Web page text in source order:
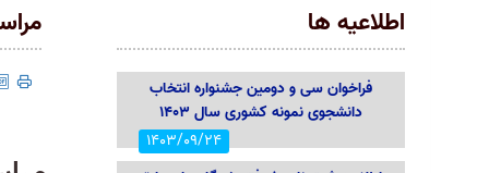
اطلاعیه ها
1403/09/24
فراخوان سی و دومین جشنواره انتخاب
دانشجوی نمونه کشوری سال ۱۴۰۳